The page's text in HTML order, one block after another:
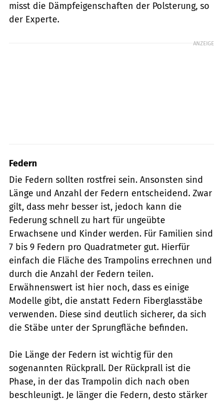
misst die Dämpfeigenschaften der Polsterung, so
der Experte.
ANZEIGE
Federn
Die Federn sollten rostfrei sein. Ansonsten sind
Länge und Anzahl der Federn entscheidend. Zwar
gilt, dass mehr besser ist, jedoch kann die
Federung schnell zu hart für ungeübte
Erwachsene und Kinder werden. Für Familien sind
7 bis 9 Federn pro Quadratmeter gut. Hierfür
einfach die Fläche des Trampolins errechnen und
durch die Anzahl der Federn teilen.
Erwähnenswert ist hier noch, dass es einige
Modelle gibt, die anstatt Federn Fiberglasstäbe
verwenden. Diese sind deutlich sicherer, da sich
die Stäbe unter der Sprungfläche befinden.
Die Länge der Federn ist wichtig für den
sogenannten Rückprall. Der Rückprall ist die
Phase, in der das Trampolin dich nach oben
beschleunigt. Je länger die Federn, desto stärker